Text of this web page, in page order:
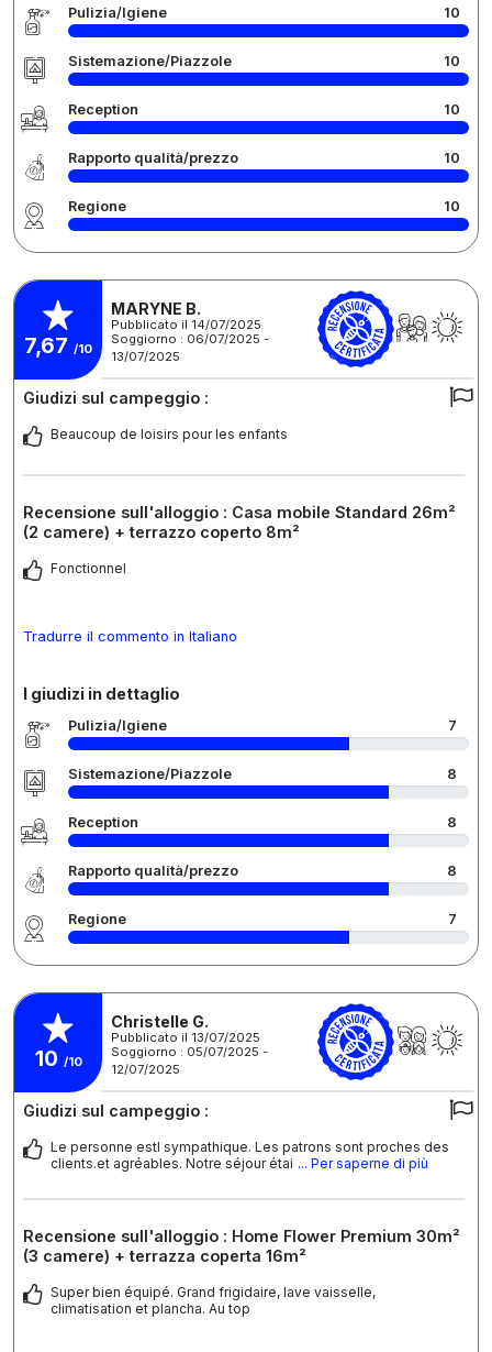
Pulizia/Igiene 10
Sistemazione/Piazzole 10
Reception 10
Rapporto qualità/prezzo 10
Regione 10
7,67 /10
MARYNE B.
Pubblicato il 14/07/2025
Soggiorno : 06/07/2025 -
13/07/2025
Giudizi sul campeggio :
Beaucoup de loisirs pour les enfants
Recensione sull'alloggio : Casa mobile Standard 26m²
(2 camere) + terrazzo coperto 8m²
Fonctionnel
Tradurre il commento in Italiano
I giudizi in dettaglio
Pulizia/Igiene 7
Sistemazione/Piazzole 8
Reception 8
Rapporto qualità/prezzo 8
Regione 7
10 /10
Christelle G.
Pubblicato il 13/07/2025
Soggiorno : 05/07/2025 -
12/07/2025
Giudizi sul campeggio :
Le personne estl sympathique. Les patrons sont proches des
clients.et agréables. Notre séjour étai ... Per saperne di più
Recensione sull'alloggio : Home Flower Premium 30m²
(3 camere) + terrazza coperta 16m²
Super bien équipé. Grand frigidaire, lave vaisselle,
climatisation et plancha. Au top